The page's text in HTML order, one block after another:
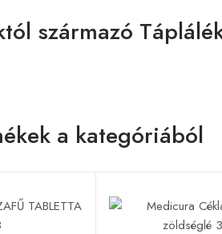
származó
a kategóriából